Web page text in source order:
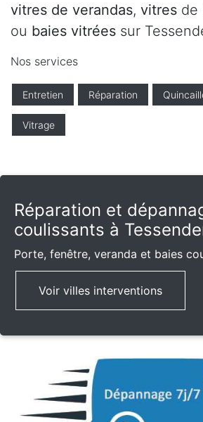
vitres de verandas, vitres de
ou baies vitrées sur
Nos services
Entretien Réparation
Vitrage
Réparation et
coulissants à
Porte, fenêtre, veranda et baies
Voir villes interventions